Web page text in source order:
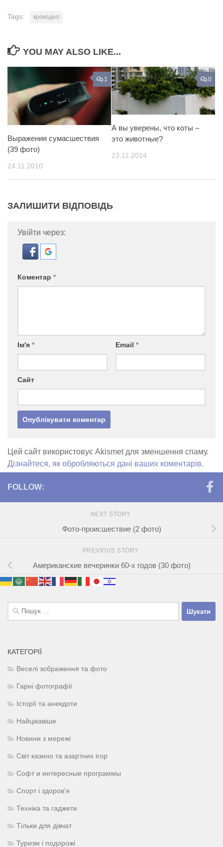
Tags: крокодил
YOU MAY ALSO LIKE...
1
Выражения сумасшествия
(39 фото)
24.11.2010
0
А вы уверены, что коты –
это животные?
23.11.2014
ЗАЛИШИТИ ВІДПОВІДЬ
Увійти через:
Коментар *
Ім'я * Email *
Сайт
Цей сайт використовує Akismet для зменшення спаму.
Дізнайтеся, як обробляються дані ваших коментарів.
FOLLOW:
NEXT STORY
Фото-происшествие (2 фото)
PREVIOUS STORY
Американские вечеринки 60-х годов (30 фото)
Пошук:
КАТЕГОРІЇ
Веселі зображення та фото
Гарні фотографії
Історії та анекдоти
Найцікавіше
Новини з мережі
Світ казино та азартних ігор
Софт и интересные программы
Спорт і здоров'я
Техніка та гаджети
Тільки для дівчат
Туризм і подорожі